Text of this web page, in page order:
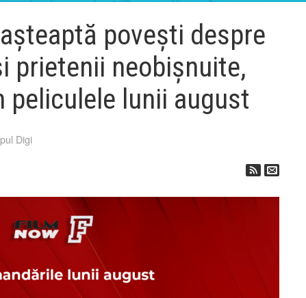
povești despre
prietenii neobișnuite,
peliculele lunii august
Digi